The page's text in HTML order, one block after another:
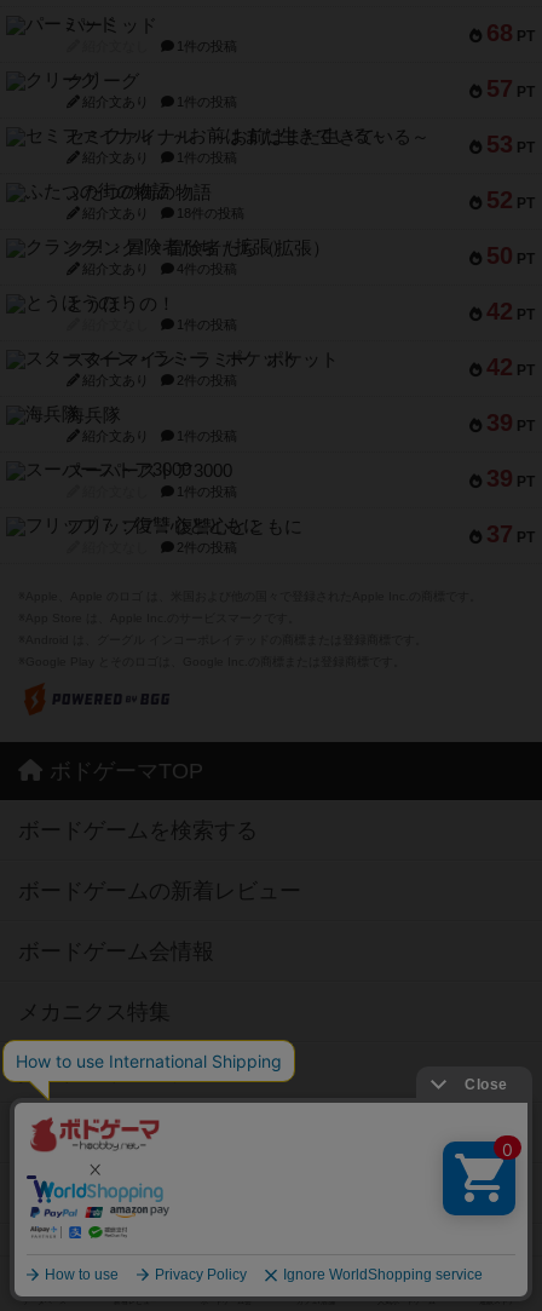
68 PT
パーミッド
1件の投稿
57 PT
クリーグ
紹介文あり 1件の投稿
53 PT
セミファイナル ～お前はまだ生きている～
紹介文あり 1件の投稿
52 PT
ふたつの街の物語
紹介文あり 18件の投稿
50 PT
クランク! ：冒険者たち（拡張）
紹介文あり 4件の投稿
42 PT
とうほうの！
1件の投稿
42 PT
スターマイン・ラミー ポケット
紹介文あり 2件の投稿
39 PT
海兵隊
紹介文あり 1件の投稿
39 PT
スーパーストア3000
1件の投稿
37 PT
フリップ７：復讐心とともに
2件の投稿
ボドゲーマTOP
ボードゲームを検索する
ボードゲームの新着レビュー
ボードゲーム会情報
メカニクス特集
掲示板・トピックス
ボドとも・会員一覧
ボードゲーム業界コラム